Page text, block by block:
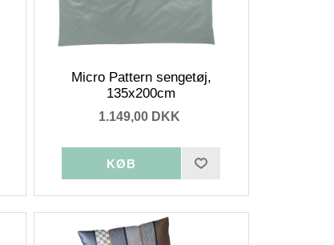
Micro Pattern sengetøj,
135x200cm
1.149,00 DKK